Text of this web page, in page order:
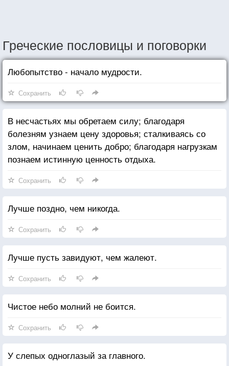
Греческие пословицы и поговорки
Любопытство - начало мудрости.
Сохранить
В несчастьях мы обретаем силу; благодаря
болезням узнаем цену здоровья; сталкиваясь со
злом, начинаем ценить добро; благодаря нагрузкам
познаем истинную ценность отдыха.
Сохранить
Лучше поздно, чем никогда.
Сохранить
Лучше пусть завидуют, чем жалеют.
Сохранить
Чистое небо молний не боится.
Сохранить
У слепых одноглазый за главного.